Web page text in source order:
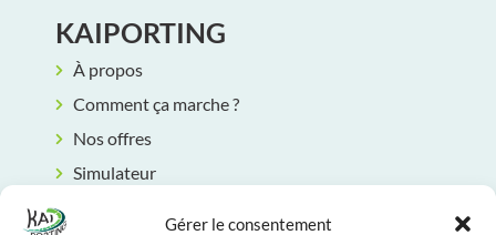
Gérer le consentement
KAIPORTING
À propos
Comment ça marche ?
Nos offres
Simulateur